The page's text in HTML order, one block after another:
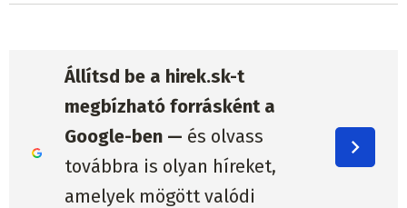
Állítsd be a hirek.sk-t
megbízható forrásként a
Google-ben — és olvass
továbbra is olyan híreket,
amelyek mögött valódi